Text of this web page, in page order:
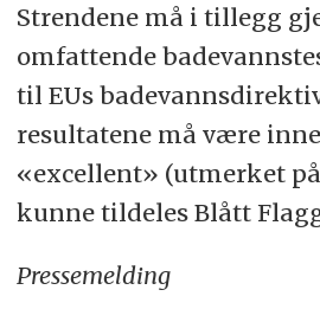
Strendene må i tillegg
omfattende
til EUs
resultatene må være
«excellent» (utmerket
kunne tildeles Blått
Pressemelding